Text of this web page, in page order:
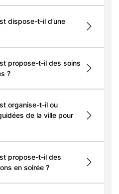
dispose-t-il d’une
propose-t-il des soins
?
organise-t-il ou
de la ville pour
propose-t-il des
en soirée ?